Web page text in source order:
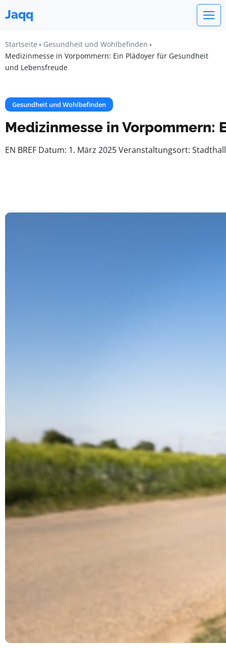
Jaqq
Startseite
Gesundheit und Wohlbefinden
Medizinmesse in Vorpommern: Ein Plädoyer für Gesundheit
und Lebensfreude
Gesundheit und Wohlbefinden
Medizinmesse in Vorpommern:
EN BREF Datum: 1. März 2025 Veranstaltungsort: